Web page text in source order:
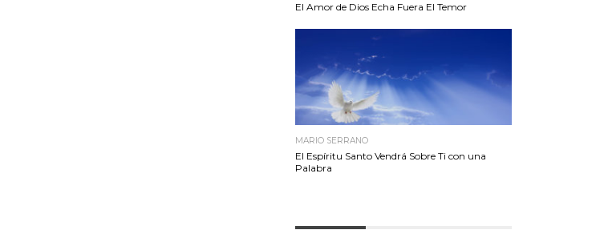
El Amor de Dios Echa Fuera El Temor
MARIO SERRANO
El Espíritu Santo Vendrá Sobre Ti con una
Palabra